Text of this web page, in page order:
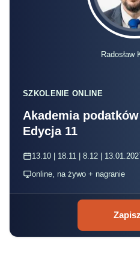
Radosław
SZKOLENIE ONLINE
Akademia podatków
Edycja 11
13.10 | 18.11 | 8.12 |
online, na żywo + nagranie